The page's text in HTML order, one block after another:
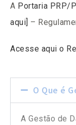
A Portaria PRP/
aqui] –
Acesse aqui o
O Que é
A Gestão de